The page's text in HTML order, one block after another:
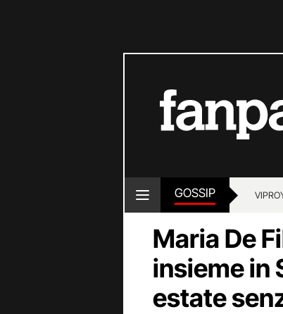
GOSSIP VIP
Maria De
insieme in
estate